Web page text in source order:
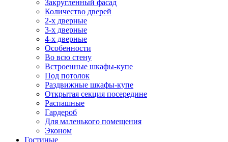
Закругленный фасад
Количество дверей
2-х дверные
3-х дверные
4-х дверные
Особенности
Во всю стену
Встроенные шкафы-купе
Под потолок
Раздвижные шкафы-купе
Открытая секция посередине
Распашные
Гардероб
Для маленького помещения
Эконом
Гостиные